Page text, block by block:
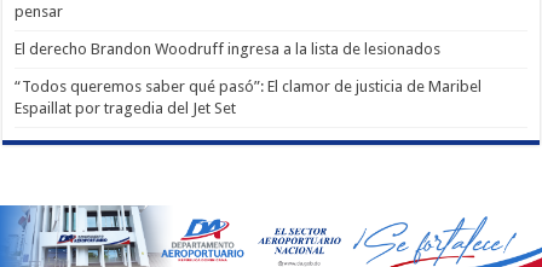
pensar
El derecho Brandon Woodruff ingresa a la lista de lesionados
“Todos queremos saber qué pasó”: El clamor de justicia de Maribel
Espaillat por tragedia del Jet Set